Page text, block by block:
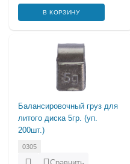
В КОРЗИНУ
Балансировочный груз для
литого диска 5гр. (уп.
200шт.)
0305